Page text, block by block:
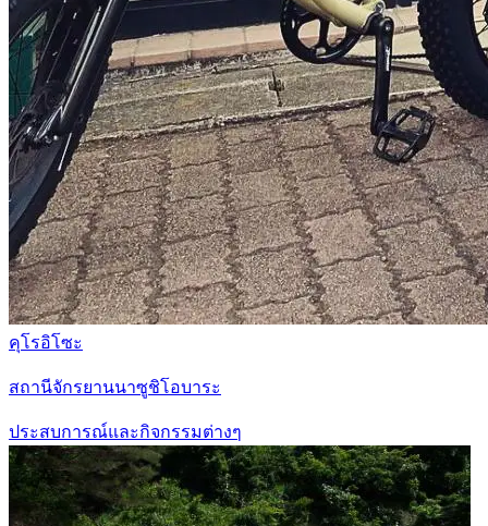
คุโรอิโซะ
สถานีจักรยานนาซูชิโอบาระ
ประสบการณ์และกิจกรรมต่างๆ